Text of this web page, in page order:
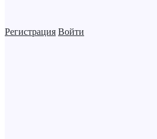
Регистрация Войти